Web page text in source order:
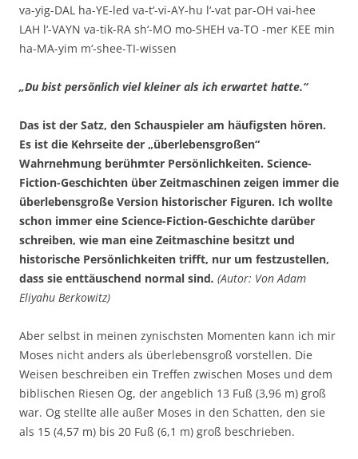
va-yig-DAL ha-YE-led va-t‘-vi-AY-hu l‘-vat par-OH vai-hee
LAH l‘-VAYN va-tik-RA sh‘-MO mo-SHEH va-TO -mer KEE min
ha-MA-yim m‘-shee-TI-wissen
„Du bist persönlich viel kleiner als ich erwartet hatte.“
Das ist der Satz, den Schauspieler am häufigsten hören.
Es ist die Kehrseite der „überlebensgroßen“
Wahrnehmung berühmter Persönlichkeiten. Science-
Fiction-Geschichten über Zeitmaschinen zeigen immer die
überlebensgroße Version historischer Figuren. Ich wollte
schon immer eine Science-Fiction-Geschichte darüber
schreiben, wie man eine Zeitmaschine besitzt und
historische Persönlichkeiten trifft, nur um festzustellen,
dass sie enttäuschend normal sind. (Autor: Von Adam
Eliyahu Berkowitz)
Aber selbst in meinen zynischsten Momenten kann ich mir
Moses nicht anders als überlebensgroß vorstellen. Die
Weisen beschreiben ein Treffen zwischen Moses und dem
biblischen Riesen Og, der angeblich 13 Fuß (3,96 m) groß
war. Og stellte alle außer Moses in den Schatten, den sie
als 15 (4,57 m) bis 20 Fuß (6,1 m) groß beschrieben.